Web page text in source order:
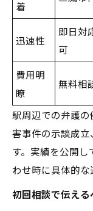
着
迅速性
即日対
可
費用明
瞭
無料相
駅周辺での弁護
害事件の示談成
す。実績を公開
わせ時に具体的な
初回相談で伝える